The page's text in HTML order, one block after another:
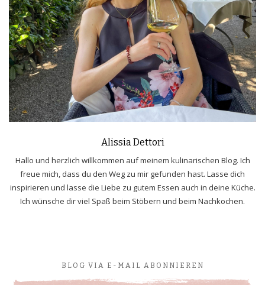
Alissia Dettori
Hallo und herzlich willkommen auf meinem kulinarischen Blog. Ich
freue mich, dass du den Weg zu mir gefunden hast. Lasse dich
inspirieren und lasse die Liebe zu gutem Essen auch in deine Küche.
Ich wünsche dir viel Spaß beim Stöbern und beim Nachkochen.
BLOG VIA E-MAIL ABONNIEREN